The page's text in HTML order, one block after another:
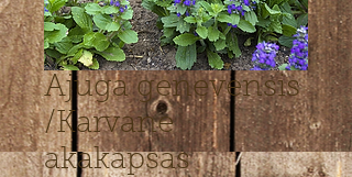
Ajuga genevensis
/Karvane
akakapsas